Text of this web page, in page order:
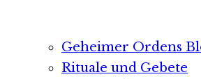
Geheimer Ordens
Rituale und Gebete